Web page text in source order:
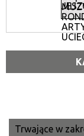
Trwające w